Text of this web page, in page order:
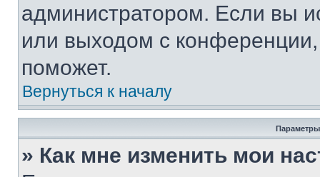
администратором. Если вы
или выходом с
поможет.
Вернуться к началу
Параметры
» Как мне изменить мои